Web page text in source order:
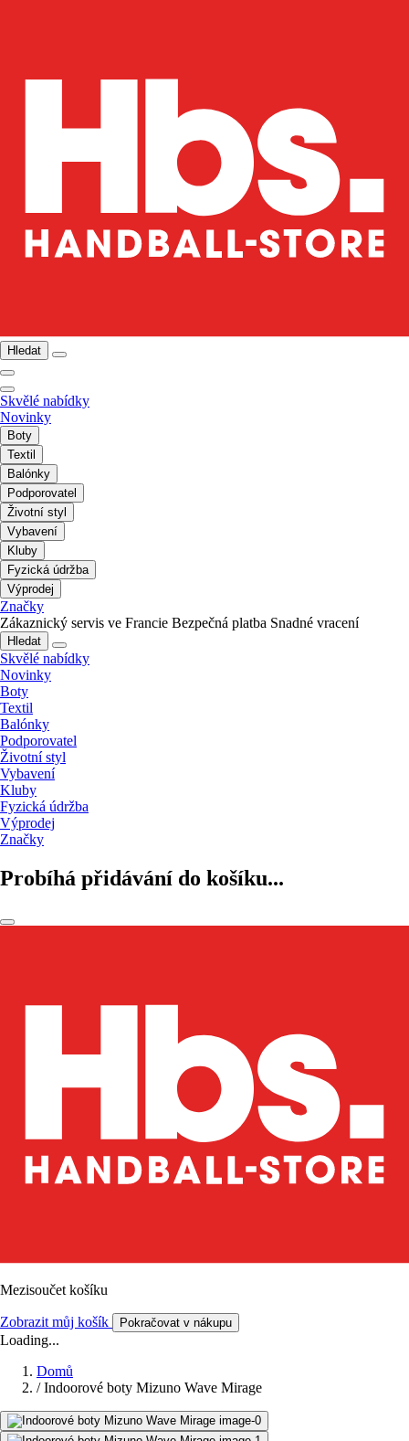
Hledat
Skvělé nabídky
Novinky
Boty
Textil
Balónky
Podporovatel
Životní styl
Vybavení
Kluby
Fyzická údržba
Výprodej
Značky
Zákaznický servis ve Francie Bezpečná platba Snadné vracení
Hledat
Skvělé nabídky
Novinky
Boty
Textil
Balónky
Podporovatel
Životní styl
Vybavení
Kluby
Fyzická údržba
Výprodej
Značky
Probíhá přidávání do košíku...
Mezisoučet košíku
Zobrazit můj košík Pokračovat v nákupu
Loading...
Domů
/ Indoorové boty Mizuno Wave Mirage